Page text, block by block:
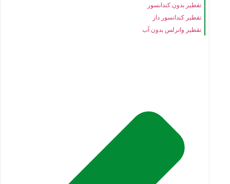
تقطیر بدون کندانسور
تقطیر کندانسور دار
تقطیر واترلس بدون آب